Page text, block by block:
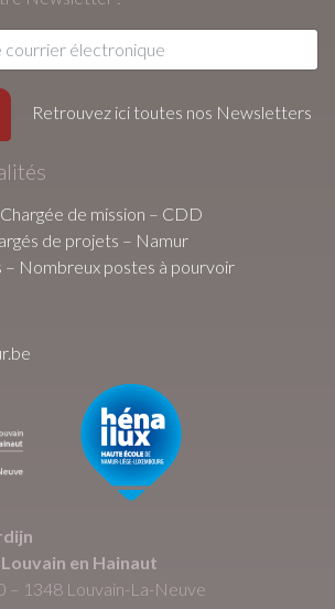
Retrouvez ici toutes nos Newsletters
de mission – CDD
de projets – Namur
– Nombreux postes à pourvoir
en Hainaut
– 1348 Louvain-La-Neuve